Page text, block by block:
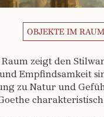
OBJEKTE IM RAUM
zeigt den
Empfindsamkeit
zu Natur und
charakteristisch